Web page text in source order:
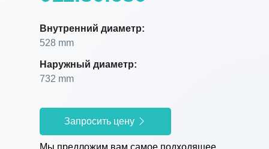
Внутренний диаметр:
528 mm
Наружный диаметр:
732 mm
Запросить цену
Мы предложим вам самое подходящее